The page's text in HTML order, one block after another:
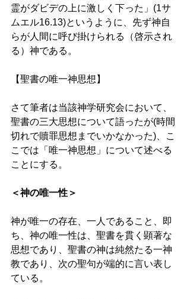
霊がダビデの上に激しく下った」(1サ
ムエル16.13)というように、先ず神自
らが人間に呼び掛けられる（啓示され
る）神である。
【聖書の唯一神思想】
さて筆者は当該神学研究会において、
聖書の三大思想について語ったが(時間
切れで贖罪思想までいかなかった)、こ
こでは「唯一神思想」について述べる
ことにする。
＜神の唯一性＞
神が唯一の存在、一人であること、即
ち、神の唯一性は、聖書を貫く顕著な
思想であり、聖書の神は純然たる一神
教であり、次の聖句が端的に言い表し
ている。